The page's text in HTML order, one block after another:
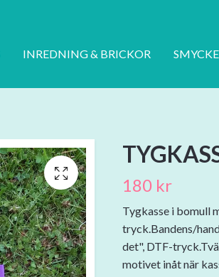
INREDNING & BRICKOR
180 kr
Tygkasse i bomull
tryck.Bandens/
det", DTF-
motivet inåt när